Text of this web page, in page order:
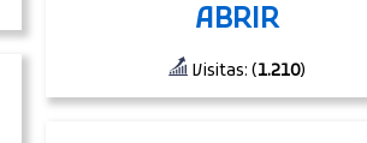
ABRIR
Visitas: (1.210)